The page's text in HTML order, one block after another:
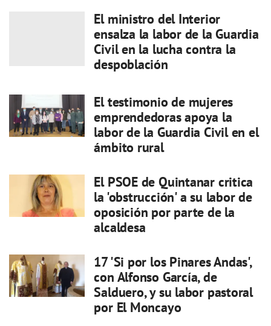
El ministro del Interior
ensalza la labor de la Guardia
Civil en la lucha contra la
despoblación
El testimonio de mujeres
emprendedoras apoya la
labor de la Guardia Civil en el
ámbito rural
El PSOE de Quintanar critica
la 'obstrucción' a su labor de
oposición por parte de la
alcaldesa
17 'Si por los Pinares Andas',
con Alfonso García, de
Salduero, y su labor pastoral
por El Moncayo